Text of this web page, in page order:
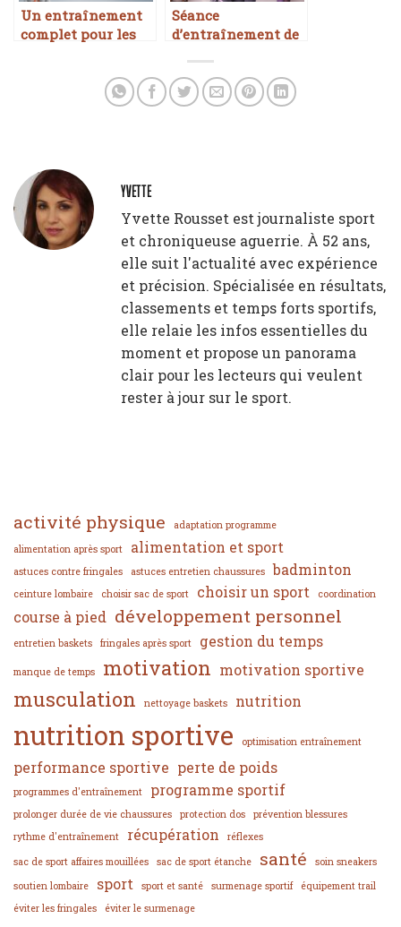
Un entraînement
complet pour les
Séance
d’entraînement de
rapidement
YVETTE
Yvette Rousset est journaliste sport
et chroniqueuse aguerrie. À 52 ans,
elle suit l'actualité avec expérience
et précision. Spécialisée en résultats,
classements et temps forts sportifs,
elle relaie les infos essentielles du
moment et propose un panorama
clair pour les lecteurs qui veulent
rester à jour sur le sport.
activité physique
adaptation programme
alimentation après sport
alimentation et sport
astuces contre fringales astuces entretien chaussures badminton
ceinture lombaire choisir sac de sport choisir un sport coordination
course à pied développement personnel
entretien baskets fringales après sport gestion du temps
manque de temps motivation motivation sportive
musculation nettoyage baskets nutrition
nutrition sportive optimisation entraînement
performance sportive perte de poids
programmes d'entraînement programme sportif
prolonger durée de vie chaussures protection dos
prévention blessures
rythme d'entraînement
récupération
réflexes
sac de sport affaires mouillées
sac de sport étanche santé
soin sneakers
soutien lombaire
sport sport et santé surmenage sportif
équipement trail
éviter les fringales
éviter le surmenage